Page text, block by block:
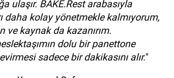
ulaşır. BAKE.Rest arabasıyla
daha kolay yönetmekle kalmıyorum,
ve kaynak da kazanırım.
dolu bir panettone
sadece bir dakikasını alır."